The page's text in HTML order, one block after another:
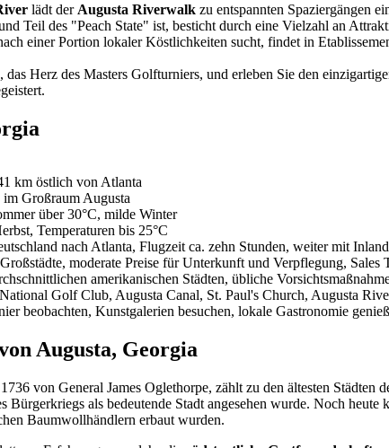
lädt der Augusta Riverwalk zu entspannten Spaziergängen
Teil des "Peach State" ist, besticht durch eine Vielzahl an
einer Portion lokaler Köstlichkeiten sucht, findet in
das Herz des Masters Golfturniers, und erleben Sie den
km östlich von Atlanta
Großraum Augusta
über 30°C, milde Winter
Temperaturen bis 25°C
nach Atlanta, Flugzeit ca. zehn Stunden, weiter mit
moderate Preise für Unterkunft und Verpflegung, Sales
amerikanischen Städten, übliche
Golf Club, Augusta Canal, St. Paul's Church, Augusta
beobachten, Kunstgalerien besuchen, lokale Gastronomie
Augusta, Georgia
von General James Oglethorpe, zählt zu den ältesten Städten
als bedeutende Stadt angesehen wurde. Noch heute
Baumwollhändlern erbaut wurden.